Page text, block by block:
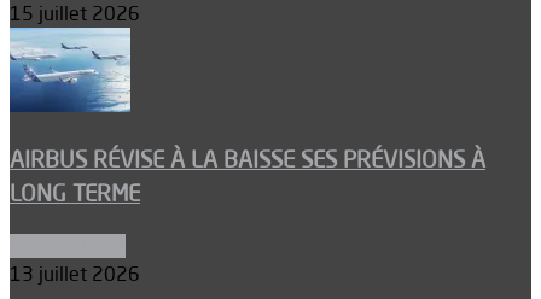
15 juillet 2026
AIRBUS RÉVISE À LA BAISSE SES PRÉVISIONS À
LONG TERME
13 juillet 2026